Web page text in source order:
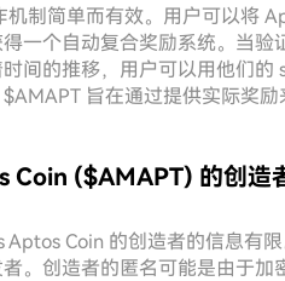
机制简单而有效。用户可以将
一个自动复合奖励系统。当
间的推移，用户可以用他们
旨在通过提供实际奖
Coin ($AMAPT) 的创造
Aptos Coin 的创造者的信息有
。创造者的匿名可能是由于